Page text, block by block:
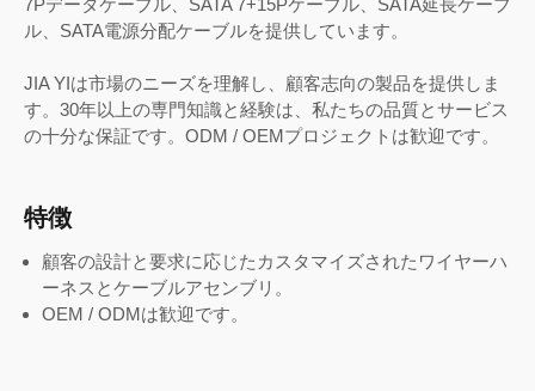
7Pデータケーブル、SATA 7+15Pケーブル、SATA延長ケーブ
ル、SATA電源分配ケーブルを提供しています。
JIA YIは市場のニーズを理解し、顧客志向の製品を提供しま
す。30年以上の専門知識と経験は、私たちの品質とサービス
の十分な保証です。ODM / OEMプロジェクトは歓迎です。
特徴
顧客の設計と要求に応じたカスタマイズされたワイヤーハ
ーネスとケーブルアセンブリ。
OEM / ODMは歓迎です。